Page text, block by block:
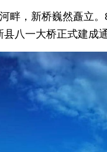
畔，新桥巍然矗立
八一大桥正式建成通